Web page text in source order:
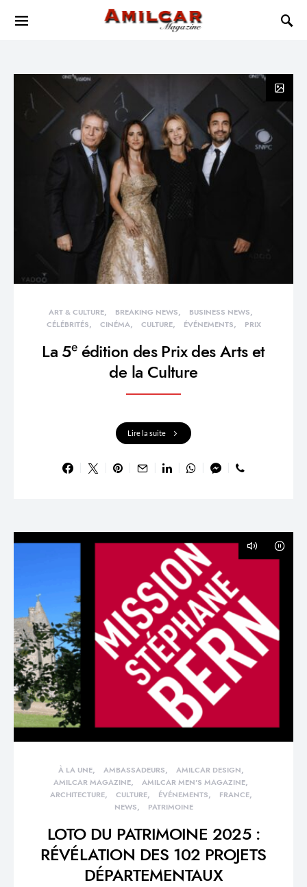
ART & CULTURE BREAKING NEWS
BUSINESS NEWS
CÉLÉBRITÉS
CINÉMA CULTURE ÉVÉNEMENTS PRIX
La 5ᵉ édition des Prix des Arts et
de la Culture
Lire la suite
À LA UNE AMBASSADEURS
AMILCAR DESIGN
AMILCAR MAGAZINE
AMILCAR MEN'S MAGAZINE
ARCHITECTURE
CULTURE ÉVÉNEMENTS
FRANCE
NEWS
PATRIMOINE
LOTO DU PATRIMOINE 2025 :
RÉVÉLATION DES 102 PROJETS
DÉPARTEMENTAUX